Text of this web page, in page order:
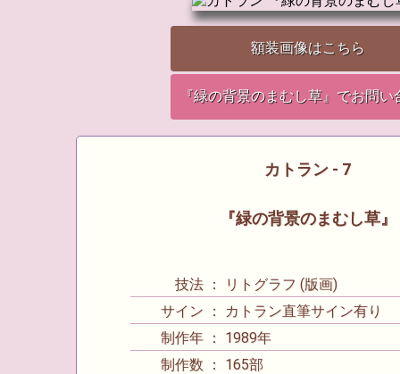
額装画像はこちら
『緑の背景のまむし草』でお問い
カトラン - 7
『緑の背景のまむし草』
技法 ： リトグラフ (版画)
サイン ： カトラン直筆サイン有り
制作年 ： 1989年
制作数 ： 165部